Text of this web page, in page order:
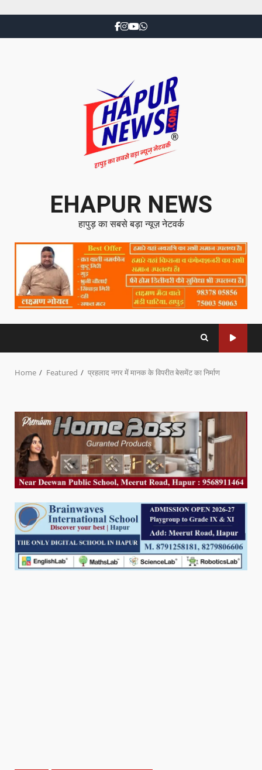
EHAPUR NEWS
हापुड़ का सबसे बड़ा न्यूज़ नेटवर्क
Home Featured प्रहलाद नगर में मानक के विपरीत बेसमेंट का निर्माण